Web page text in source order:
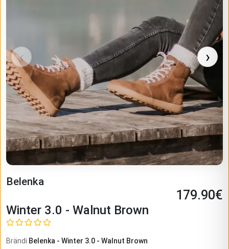
‹ ›
Belenka
179.90€
Winter 3.0 - Walnut Brown
Brändi Belenka - Winter 3.0 - Walnut Brown